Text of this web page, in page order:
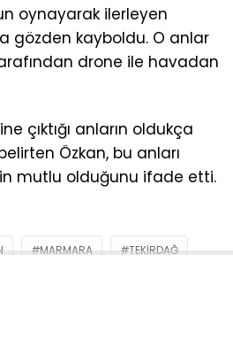
oynayarak ilerleyen
gözden kayboldu. O anlar
drone ile havadan
çıktığı anların oldukça
Özkan, bu anları
mutlu olduğunu ifade etti.
MARMARA TEKIRDAĞ